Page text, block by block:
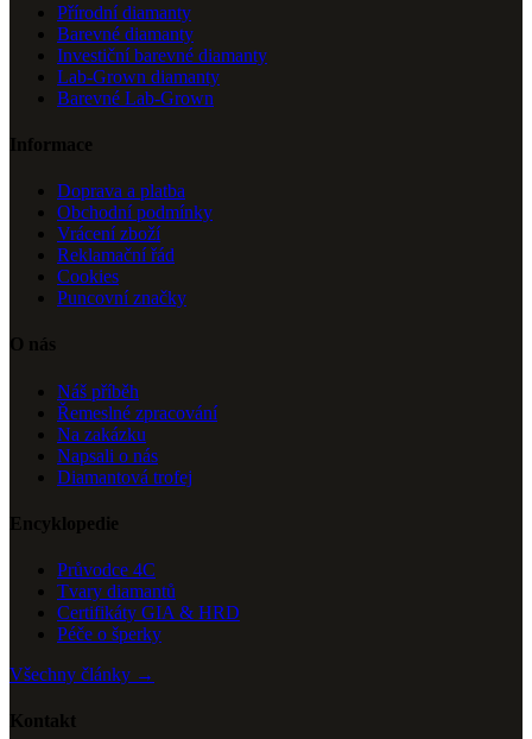
Přírodní diamanty
Barevné diamanty
Investiční barevné diamanty
Lab-Grown diamanty
Barevné Lab-Grown
Informace
Doprava a platba
Obchodní podmínky
Vrácení zboží
Reklamační řád
Cookies
Puncovní značky
O nás
Náš příběh
Řemeslné zpracování
Na zakázku
Napsali o nás
Diamantová trofej
Encyklopedie
Průvodce 4C
Tvary diamantů
Certifikáty GIA & HRD
Péče o šperky
Všechny články →
Kontakt